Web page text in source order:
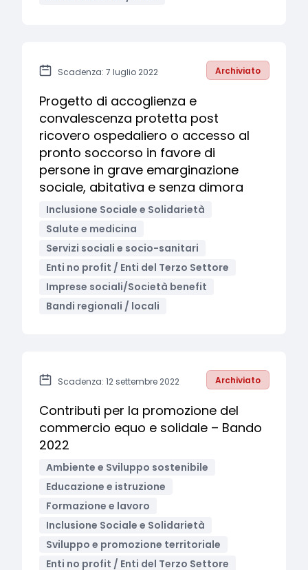
Scadenza: 7 luglio 2022 Archiviato
Progetto di accoglienza e
convalescenza protetta post
ricovero ospedaliero o accesso al
pronto soccorso in favore di
persone in grave emarginazione
sociale, abitativa e senza dimora
Inclusione Sociale e Solidarietà
Salute e medicina
Servizi sociali e socio-sanitari
Enti no profit / Enti del Terzo Settore
Imprese sociali/Società benefit
Bandi regionali / locali
Scadenza: 12 settembre 2022 Archiviato
Contributi per la promozione del
commercio equo e solidale – Bando
2022
Ambiente e Sviluppo sostenibile
Educazione e istruzione
Formazione e lavoro
Inclusione Sociale e Solidarietà
Sviluppo e promozione territoriale
Enti no profit / Enti del Terzo Settore